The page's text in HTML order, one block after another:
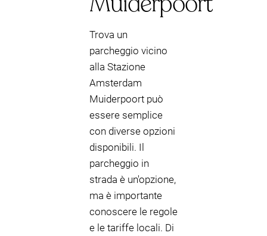
Trova un
parcheggio vicino
alla Stazione
Amsterdam
Muiderpoort può
essere semplice
con diverse opzioni
disponibili. Il
parcheggio in
strada è un'opzione,
ma è importante
conoscere le regole
e le tariffe locali. Di